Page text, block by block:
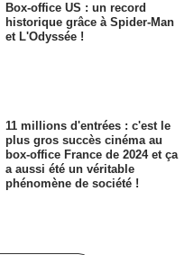
Box-office US : un record
historique grâce à Spider-Man
et L'Odyssée !
11 millions d'entrées : c'est le
plus gros succès cinéma au
box-office France de 2024 et ça
a aussi été un véritable
phénomène de société !